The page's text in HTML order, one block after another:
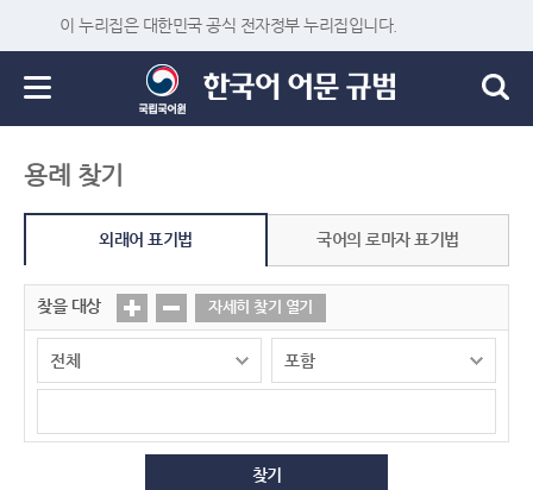
이 누리집은 대한민국 공식 전자정부 누리집입니다.
용례 찾기
외래어 표기법 국어의 로마자 표기법
찾을 대상 자세히 찾기 열기
찾기